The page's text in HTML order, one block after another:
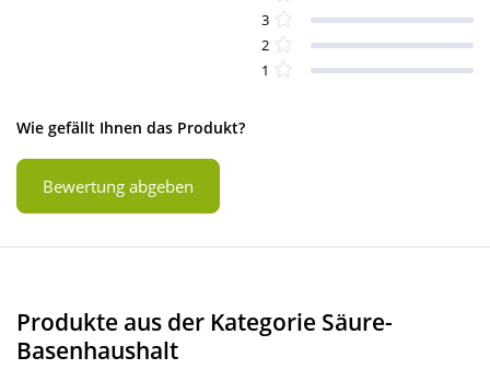
3
2
1
Wie gefällt Ihnen das Produkt?
Bewertung abgeben
Produkte aus der Kategorie Säure-
Basenhaushalt